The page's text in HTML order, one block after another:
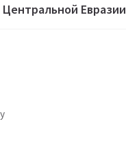
Евразии